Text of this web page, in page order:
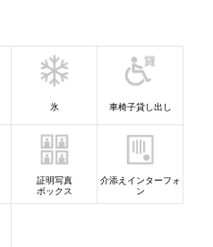
氷 車椅子貸し出し
証明写真
ボックス
介添えインターフォ
ン